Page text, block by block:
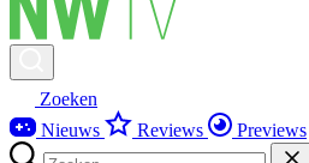
Zoeken
Nieuws
Reviews Previews